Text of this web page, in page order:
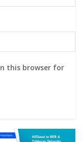
this browser for